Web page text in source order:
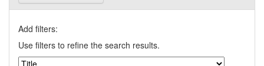
Add filters:
Use filters to refine the search results.